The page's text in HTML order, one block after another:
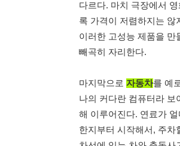
다르다. 마치 극장에서
록 가격이 저렴하지는 않
이러한 고성능 제품을 만
빼곡히 자리한다.
마지막으로 자동차를 예
나의 커다란 컴퓨터라 보
해 이루어진다. 연료가
한지부터 시작해서, 주차